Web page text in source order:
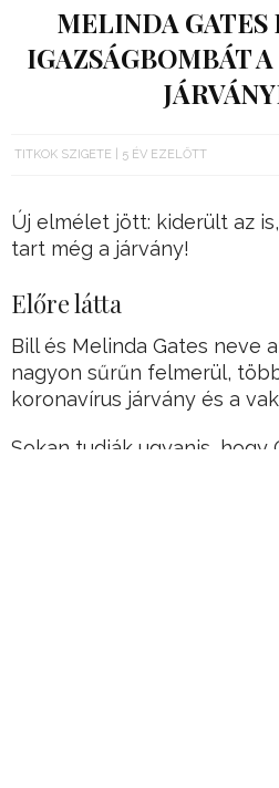
MELINDA GATES
IGAZSÁGBOMBÁT
TITKOK SZIGETE 5 ÉV EZELŐTT
Új elmélet jött: kiderült az
tart még a járvány!
Előre látta
Bill és Melinda Gates neve
nagyon sűrűn felmerül,
koronavírus járvány és a
Sokan tudják ugyanis, hogy